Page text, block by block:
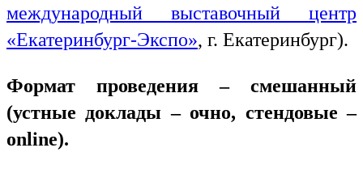
международный выставочный центр
«Екатеринбург-Экспо», г. Екатеринбург).
Формат проведения – смешанный
(устные доклады – очно, стендовые –
online).